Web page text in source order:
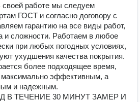
своей работе мы следуем
ГОСТ и согласно договору с
гарантию на все виды работ,
и сложности. Работаем в любое
при любых погодных условиях,
ухудшения качества покрытия.
более подходящее время,
эффективным, а
и надежным.
В ТЕЧЕНИЕ 30 МИНУТ ЗАМЕР И